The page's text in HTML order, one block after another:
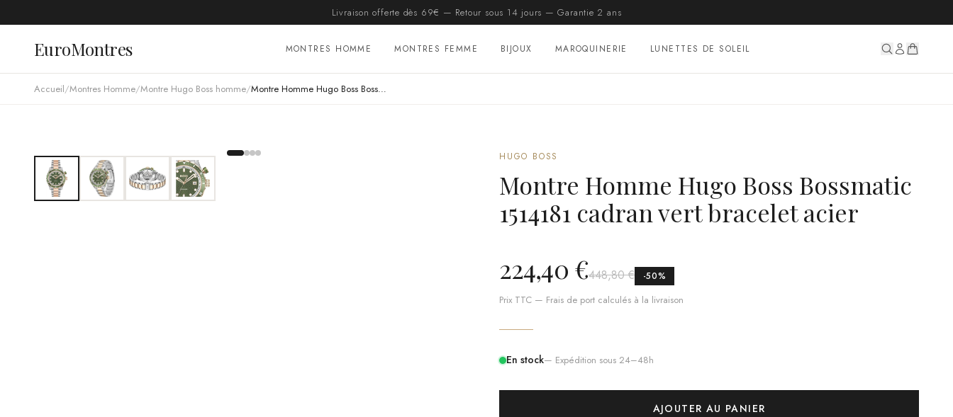
Livraison offerte dès 69€ — Retour sous 14 jours — Garantie 2 ans
EuroMontres MONTRES HOMME MONTRES FEMME BIJOUX MAROQUINERIE LUNETTES DE SOLEIL
Accueil/Montres Homme/Montre Hugo Boss homme/ Montre Homme Hugo Boss Bossmatic 1514181 cadran vert bracelet acier
HUGO BOSS
Montre Homme Hugo Boss Bossmatic
1514181 cadran vert bracelet acier
224,40 €448,80 € -50%
Prix TTC — Frais de port calculés à la livraison
En stock— Expédition sous 24–48h
AJOUTER AU PANIER